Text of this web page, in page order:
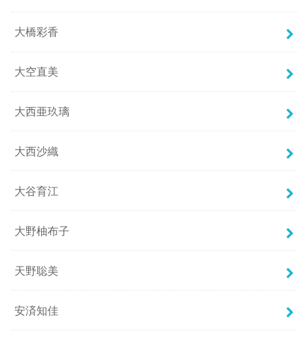
大橋彩香
大空直美
大西亜玖璃
大西沙織
大谷育江
大野柚布子
天野聡美
安済知佳